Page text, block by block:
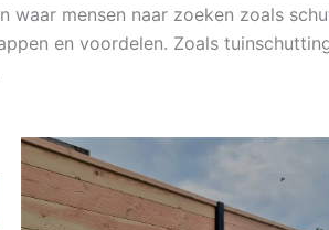
mensen naar zoeken zoals
en voordelen. Zoals